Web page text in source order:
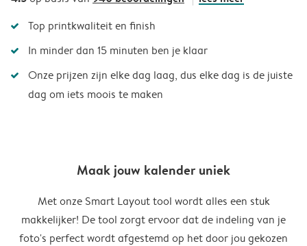
Top printkwaliteit en finish
In minder dan 15 minuten ben je klaar
Onze prijzen zijn elke dag laag, dus elke dag is de juiste
dag om iets moois te maken
Maak jouw kalender uniek
Met onze Smart Layout tool wordt alles een stuk
makkelijker! De tool zorgt ervoor dat de indeling van je
foto's perfect wordt afgestemd op het door jou gekozen